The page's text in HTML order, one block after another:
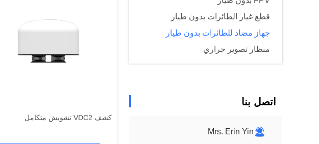
قطع غيار الطائرات بدون طيار
جهاز مضاد للطائرات بدون طيار
منظار تصوير حراري
اتصل بنا
Mrs. Erin Yin
كشف VDC2 تشويش متكامل